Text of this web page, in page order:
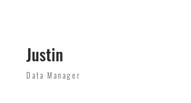
Justin
Data Manager